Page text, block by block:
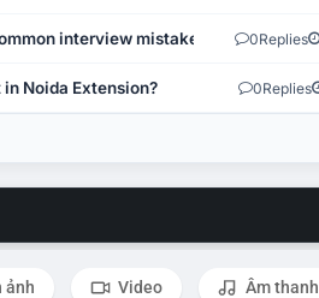
interview mistakes? 0Replies
Noida Extension? 0Replies
ảnh Video Âm thanh